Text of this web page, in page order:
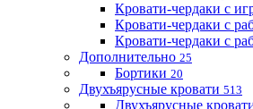
Кровати-чердаки с
Кровати-чердаки с
Кровати-чердаки с
Дополнительно 25
Бортики 20
Двухъярусные кровати 513
Двухъярусные